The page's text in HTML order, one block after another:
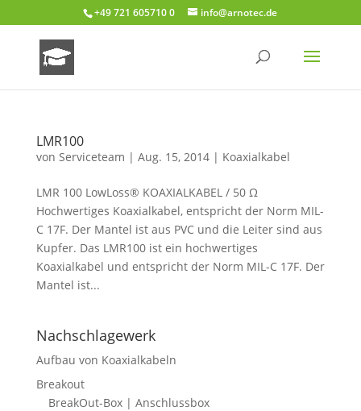
+49 721 605710 0 info@arnotec.de
LMR100
von Serviceteam | Aug. 15, 2014| Koaxialkabel
LMR 100 LowLoss® KOAXIALKABEL / 50 Ω
Hochwertiges Koaxialkabel, entspricht der Norm MIL-
C 17F. Der Mantel ist aus PVC und die Leiter sind aus
Kupfer. Das LMR100 ist ein hochwertiges
Koaxialkabel und entspricht der Norm MIL-C 17F. Der
Mantel ist...
Nachschlagewerk
Aufbau von Koaxialkabeln
Breakout
BreakOut-Box | Anschlussbox